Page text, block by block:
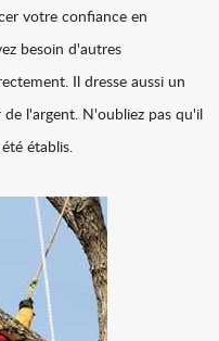
votre confiance en
besoin d'autres
Il dresse aussi un
l'argent. N'oubliez pas qu'il
établis.